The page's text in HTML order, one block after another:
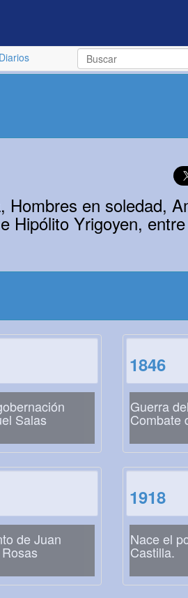
Diarios
en soledad,
Hipólito Yrigoyen,
Salas
1846
Guerra
Combate
de Juan
1918
Nace el
Castilla.